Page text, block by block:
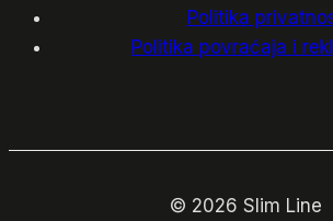
Politika
Politika povraćaja i
© 2026 Slim Line